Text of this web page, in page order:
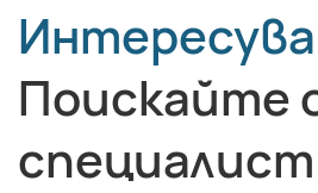
Поискайте
специалист